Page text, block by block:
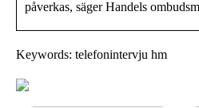
påverkas, säger Handels
Keywords: telefonintervju hm